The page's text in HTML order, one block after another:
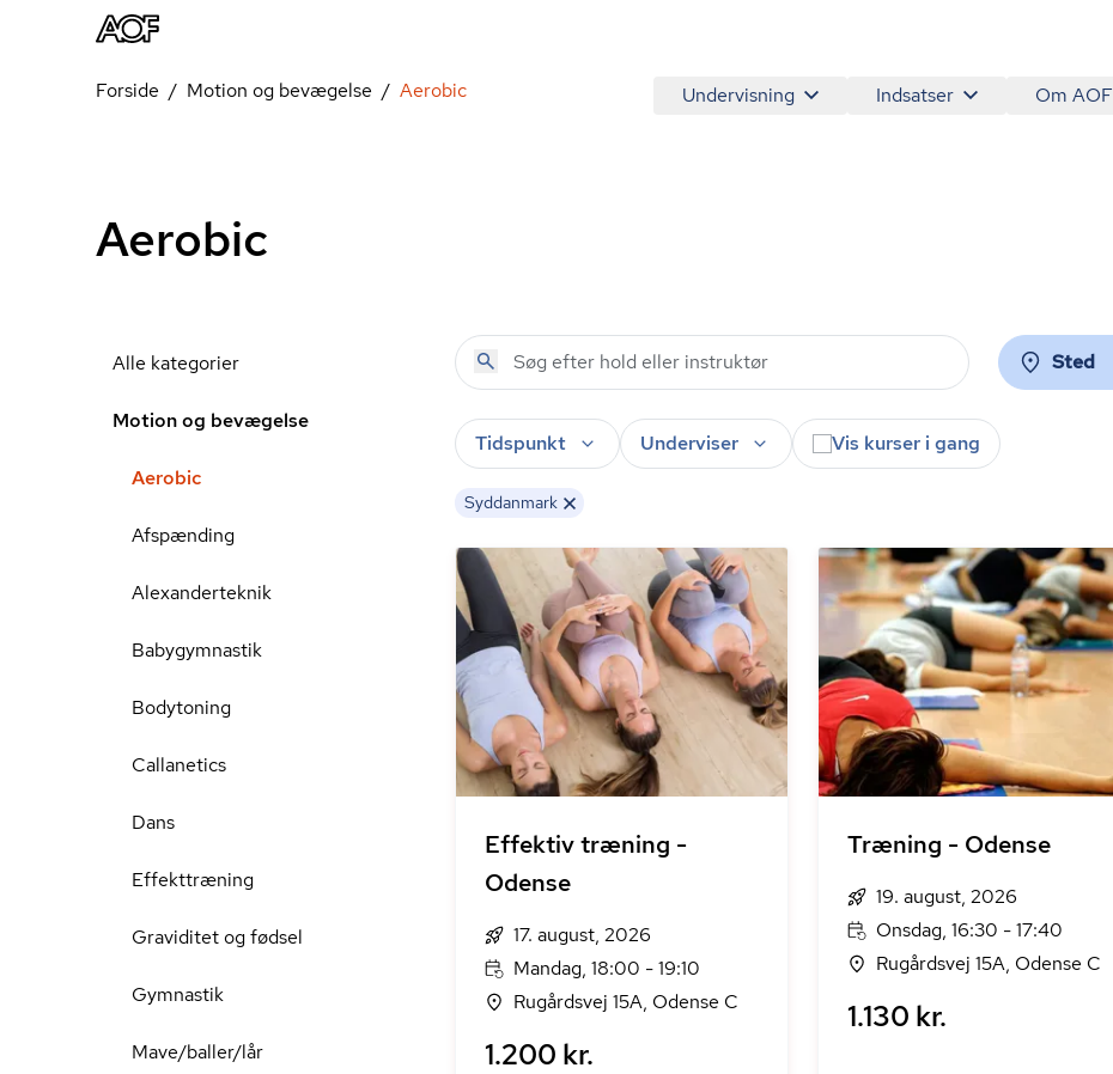
Undervisning Indsatser Om AOF
Forside Motion og bevægelse Aerobic
Aerobic
Alle kategorier
Motion og bevægelse
Aerobic
Afspænding
Alexanderteknik
Babygymnastik
Bodytoning
Callanetics
Dans
Effekttræning
Graviditet og fødsel
Gymnastik
Mave/baller/lår
Sted
Tidspunkt Underviser Vis kurser i gang
Syddanmark
Effektiv træning -
Odense
17. august, 2026
Mandag, 18:00 - 19:10
Rugårdsvej 15A, Odense C
1.200 kr.
Træning - Odense
19. august, 2026
Onsdag, 16:30 - 17:40
Rugårdsvej 15A, Odense C
1.130 kr.